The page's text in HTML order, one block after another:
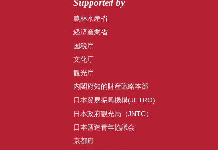
Supported by
農林水産省
経済産業省
国税庁
文化庁
観光庁
内閣府知的財産戦略本部
日本貿易振興機構(JETRO)
日本政府観光局（JNTO）
日本酒造青年協議会
京都府